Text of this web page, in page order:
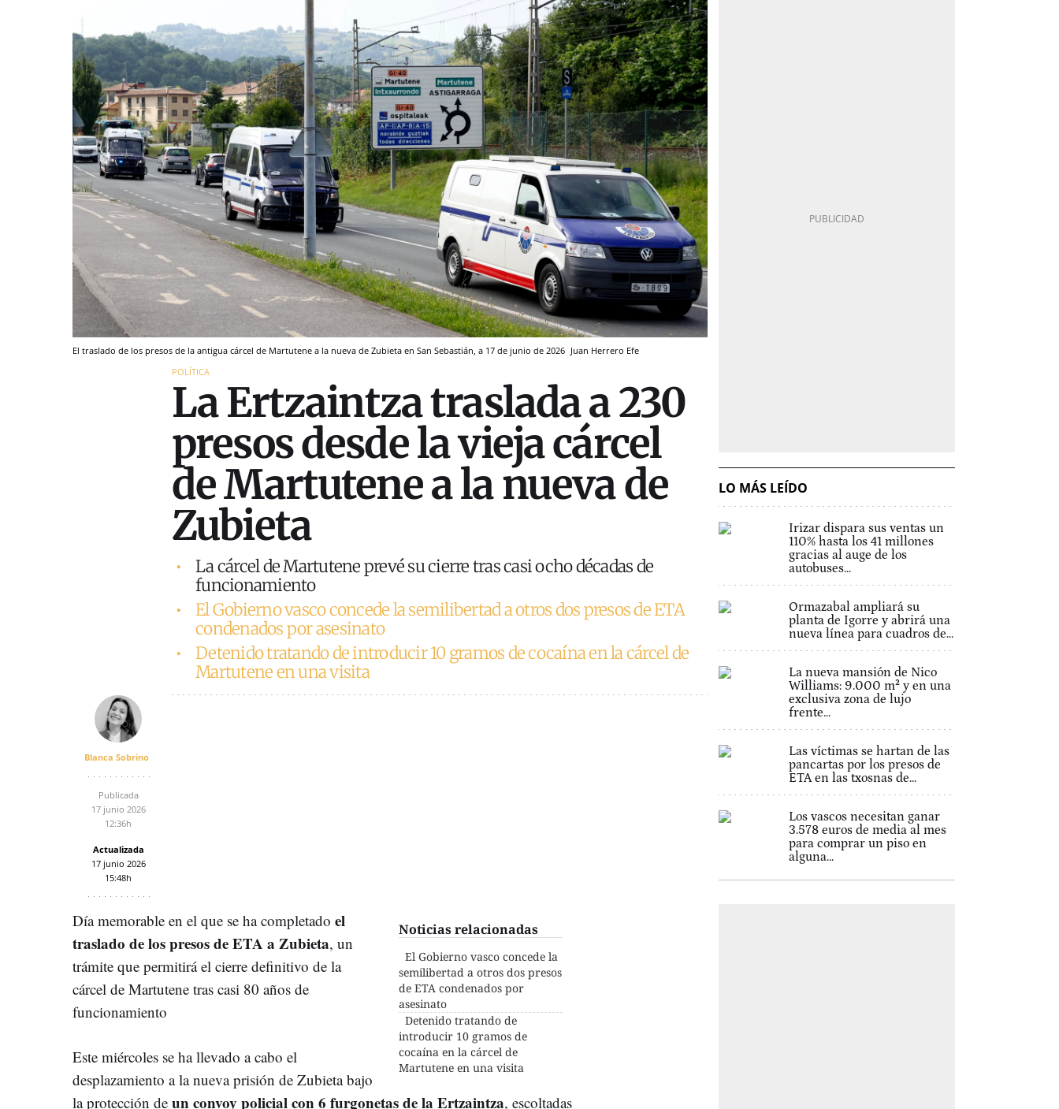
El traslado de los presos de la antigua cárcel de Martutene a la nueva de Zubieta en San Sebastián, a 17 de junio de 2026 Juan Herrero Efe
POLÍTICA
La Ertzaintza traslada a 230
presos desde la vieja cárcel
de Martutene a la nueva de
Zubieta
La cárcel de Martutene prevé su cierre tras casi ocho décadas de
funcionamiento
El Gobierno vasco concede la semilibertad a otros dos presos de ETA
condenados por asesinato
Detenido tratando de introducir 10 gramos de cocaína en la cárcel de
Martutene en una visita
Blanca Sobrino
Publicada
17 junio 2026
12:36h
Actualizada
17 junio 2026
15:48h
Noticias relacionadas
El Gobierno vasco concede la
semilibertad a otros dos presos
de ETA condenados por
asesinato
Detenido tratando de
introducir 10 gramos de
cocaína en la cárcel de
Martutene en una visita
Día memorable en el que se ha completado el
traslado de los presos de ETA a Zubieta, un
trámite que permitirá el cierre definitivo de la
cárcel de Martutene tras casi 80 años de
funcionamiento
Este miércoles se ha llevado a cabo el
desplazamiento a la nueva prisión de Zubieta bajo
la protección de un convoy policial con 6 furgonetas de la Ertzaintza, escoltadas
LO MÁS LEÍDO
Irizar dispara sus ventas un
110% hasta los 41 millones
gracias al auge de los
autobuses...
Ormazabal ampliará su
planta de Igorre y abrirá una
nueva línea para cuadros de...
La nueva mansión de Nico
Williams: 9.000 m² y en una
exclusiva zona de lujo
frente...
Las víctimas se hartan de las
pancartas por los presos de
ETA en las txosnas de...
Los vascos necesitan ganar
3.578 euros de media al mes
para comprar un piso en
alguna...